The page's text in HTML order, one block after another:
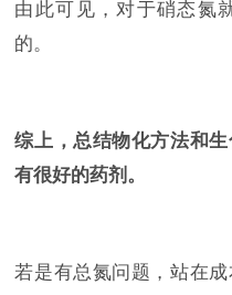
由此可见，对于硝态氮
的。
综上，总结物化方法和
有很好的药剂。
若是有总氮问题，站在